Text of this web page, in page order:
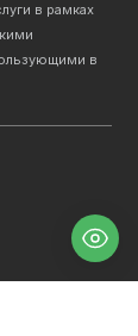
в рамках
в